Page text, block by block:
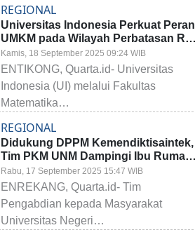
REGIONAL
Universitas Indonesia Perkuat Peran
UMKM pada Wilayah Perbatasan RI-
Malaysia
Kamis, 18 September 2025 09:24 WIB
ENTIKONG, Quarta.id- Universitas
Indonesia (UI) melalui Fakultas
Matematika…
REGIONAL
Didukung DPPM Kemendiktisaintek,
Tim PKM UNM Dampingi Ibu Rumah
Tangga di Enrekang, Ubah Limbah
Ayam Jadi Pupuk Ramah
Rabu, 17 September 2025 15:47 WIB
ENREKANG, Quarta.id- Tim
Pengabdian kepada Masyarakat
Universitas Negeri…